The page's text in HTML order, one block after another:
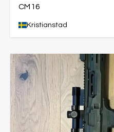
CM16
Kristianstad